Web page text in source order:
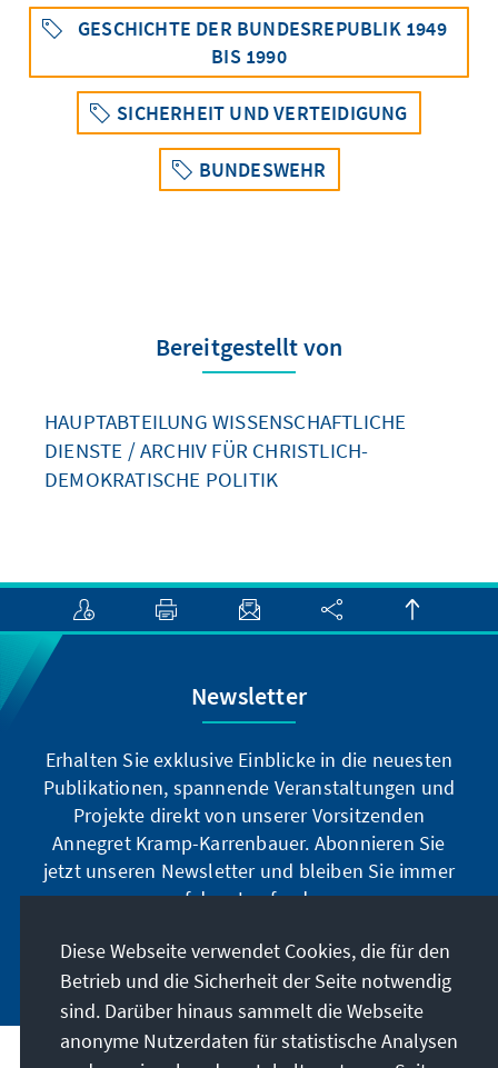
GESCHICHTE DER BUNDESREPUBLIK 1949
BIS 1990
SICHERHEIT UND VERTEIDIGUNG
BUNDESWEHR
Bereitgestellt von
HAUPTABTEILUNG WISSENSCHAFTLICHE
DIENSTE / ARCHIV FÜR CHRISTLICH-
DEMOKRATISCHE POLITIK
Newsletter
Erhalten Sie exklusive Einblicke in die neuesten
Publikationen, spannende Veranstaltungen und
Projekte direkt von unserer Vorsitzenden
Annegret Kramp-Karrenbauer. Abonnieren Sie
jetzt unseren Newsletter und bleiben Sie immer
auf dem Laufenden.
Jetzt abonnieren
Diese Webseite verwendet Cookies, die für den
Betrieb und die Sicherheit der Seite notwendig
sind. Darüber hinaus sammelt die Webseite
anonyme Nutzerdaten für statistische Analysen